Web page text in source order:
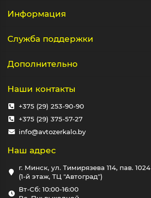
Информация
Служба поддержки
Дополнительно
Наши контакты
+375 (29) 253-90-90
+375 (29) 375-57-27
info@avtozerkalo.by
Наш адрес
г. Минск, ул. Тимирязева 114, пав. 1024
(1-й этаж, ТЦ "Автоград")
Вт-Сб: 10:00-16:00